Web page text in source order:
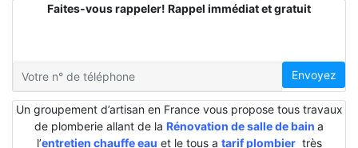
Faites-vous rappeler! Rappel immédiat et gratuit
Envoyez
Un groupement d’artisan en France vous propose tous travaux
de plomberie allant de la Rénovation de salle de bain a
l’entretien chauffe eau et le tous a tarif plombiertrès